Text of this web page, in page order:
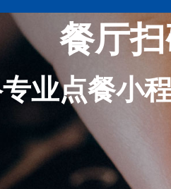
餐厅
业点餐小